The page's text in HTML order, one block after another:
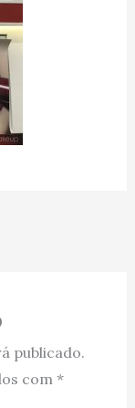
publicado.
com *